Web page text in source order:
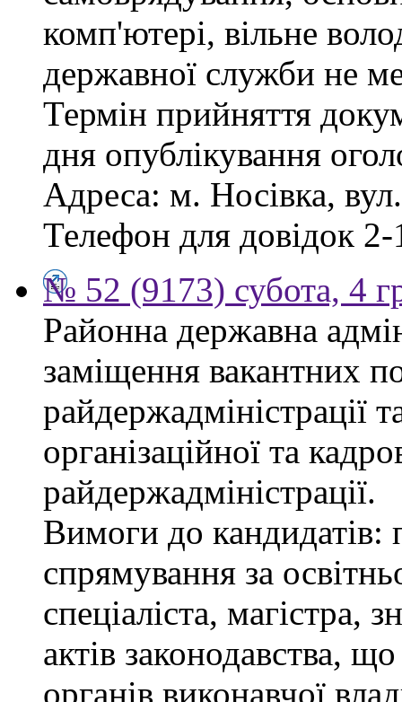
комп'ютері, вільне
державної служби не
Термін прийняття
дня опублікування
Адреса: м. Носівка,
Телефон для довідок
№ 52 (9173) субота, 4
Районна державна
заміщення вакантних
райдержадміністрації
організаційної та
райдержадміністрації.
Вимоги до кандидатів:
спрямування за
спеціаліста, магістра,
актів законодавства,
органів виконавчої